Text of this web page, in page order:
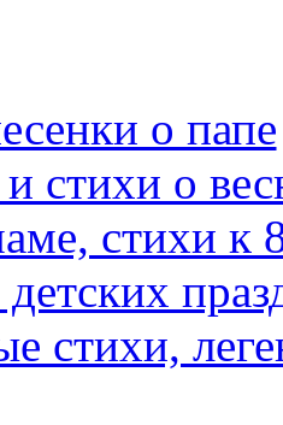
о папе
стихи о
стихи к
стихи,